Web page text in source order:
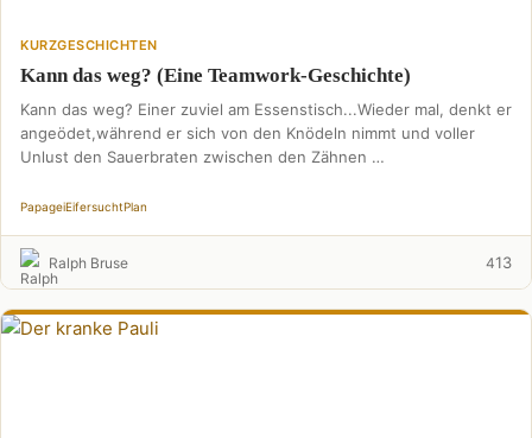
KURZGESCHICHTEN
Kann das weg? (Eine Teamwork-Geschichte)
Kann das weg? Einer zuviel am Essenstisch...Wieder mal, denkt er
angeödet,während er sich von den Knödeln nimmt und voller
Unlust den Sauerbraten zwischen den Zähnen …
PapageiEifersuchtPlan
Ralph Bruse 413